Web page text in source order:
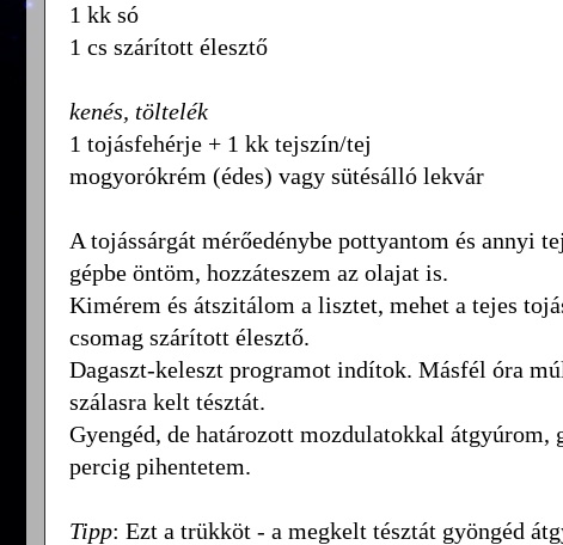
1 kk só
1 cs szárított élesztő
kenés, töltelék
1 tojásfehérje + 1 kk tejszín/tej
mogyorókrém (édes) vagy sütésálló lekvár
A tojássárgát mérőedénybe pottyantom és annyi
gépbe öntöm, hozzáteszem az olajat is.
Kimérem és átszitálom a lisztet, mehet a tejes
csomag szárított élesztő.
Dagaszt-keleszt programot indítok. Másfél óra
szálasra kelt tésztát.
Gyengéd, de határozott mozdulatokkal
percig pihentetem.
Tipp: Ezt a trükköt - a megkelt tésztát gyöngéd